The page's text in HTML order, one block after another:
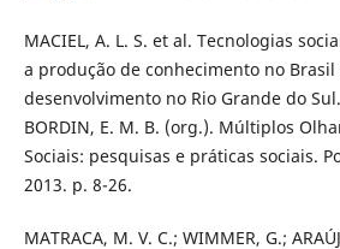
MACIEL, A. L. S. et al. Tecnologias
a produção de conhecimento no
desenvolvimento no Rio Grande do
BORDIN, E. M. B. (org.). Múltiplos
Sociais: pesquisas e práticas sociais.
2013. p. 8-26.
MATRACA, M. V. C.; WIMMER, G.;